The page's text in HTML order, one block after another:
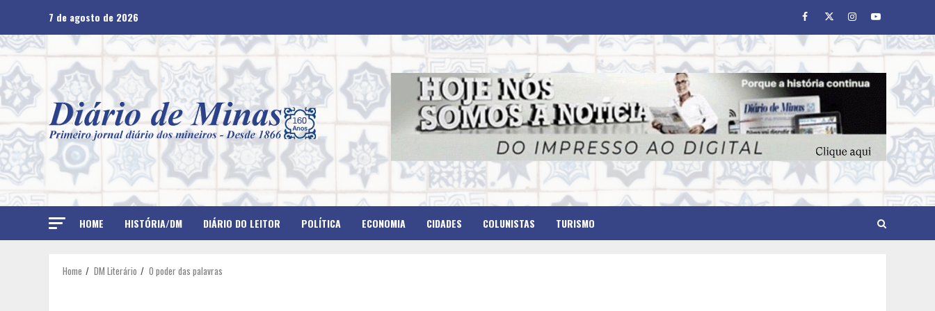
content
7 de agosto de 2026 Facebook
TwitterInstagram
Youtube
HOME HISTÓRIA/DM DIÁRIO DO LEITOR POLÍTICA ECONOMIA CIDADES COLUNISTAS TURISMO
Home DM Literário O poder das palavras